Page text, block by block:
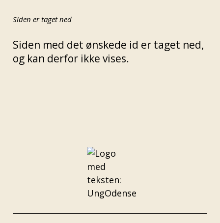
Siden er taget ned
Siden med det ønskede id er taget ned,
og kan derfor ikke vises.